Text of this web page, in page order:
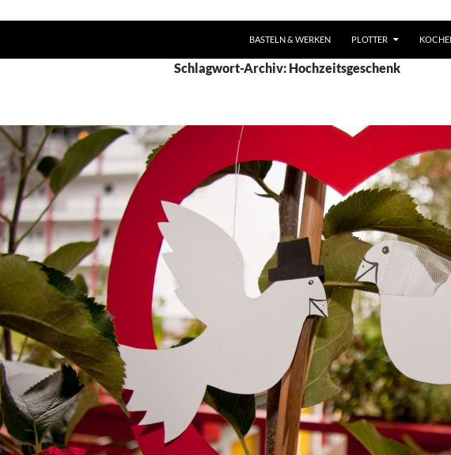
BASTELN & WERKEN
PLOTTER
Schlagwort-Archiv: Hochzeitsgeschenk